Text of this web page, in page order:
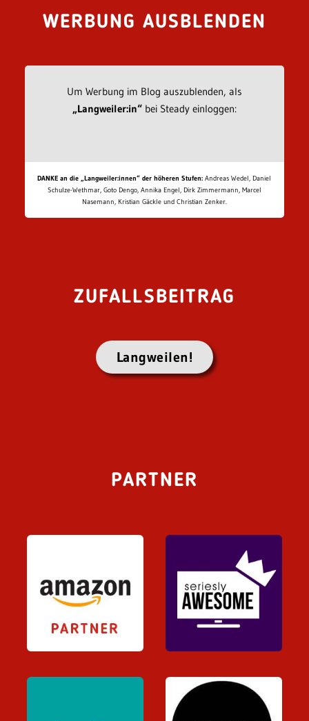
WERBUNG AUSBLENDEN
Um Werbung im Blog auszublenden, als
„Langweiler:in“bei Steady einloggen:
DANKE an die „Langweiler:innen“ der höheren Stufen: Andreas Wedel, Daniel
Schulze-Wethmar, Goto Dengo, Annika Engel, Dirk Zimmermann, Marcel
Nasemann, Kristian Gäckle und Christian Zenker.
ZUFALLSBEITRAG
Langweilen!
PARTNER